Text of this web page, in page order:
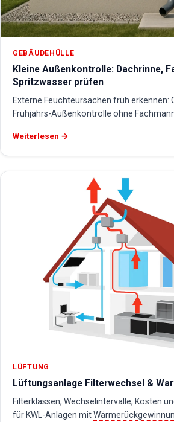
GEBÄUDEHÜLLE
Kleine Außenkontrolle: Dachrinne,
Spritzwasser prüfen
Externe Feuchteursachen früh erkennen:
Frühjahrs-Außenkontrolle ohne
Weiterlesen →
LÜFTUNG
Lüftungsanlage Filterwechsel &
Filterklassen, Wechselintervalle, Kosten
für KWL-Anlagen mit